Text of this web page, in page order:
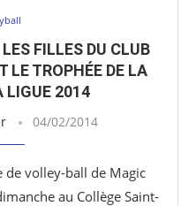
FILLES DU CLUB
LE TROPHÉE DE LA
LIGUE 2014
04/02/2014
de volley-ball de Magic
au Collège Saint-